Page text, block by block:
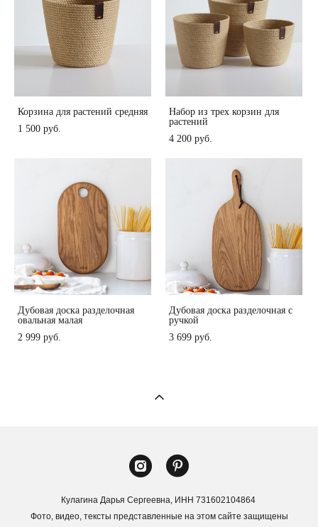
Корзина для растений средняя
1 500 pуб.
Набор из трех корзин для
растений
4 200 pуб.
Дубовая доска разделочная
овальная малая
2 999 pуб.
Дубовая доска разделочная с
ручкой
3 699 pуб.
Кулагина Дарья Сергеевна, ИНН 731602104864
Фото, видео, тексты представленные на этом сайте защищены